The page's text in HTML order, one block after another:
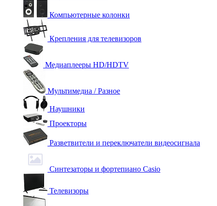
Компьютерные колонки
Крепления для телевизоров
Медиаплееры HD/HDTV
Мультимедиа / Разное
Наушники
Проекторы
Разветвители и переключатели видеосигнала
Синтезаторы и фортепиано Casio
Телевизоры